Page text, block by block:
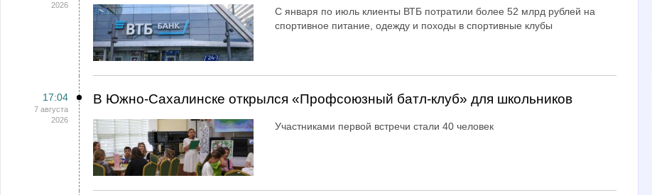
2026
С января по июль клиенты ВТБ потратили более 52 млрд рублей на
спортивное питание, одежду и походы в спортивные клубы
17:04
7 августа
2026
В Южно-Сахалинске открылся «Профсоюзный батл-клуб» для школьников
Участниками первой встречи стали 40 человек